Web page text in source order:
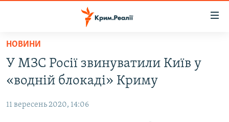
Перейти
основного
матеріалу
до
ПОЛІТИКА
НОВИНИ
У МЗС Росії звинуватили Київ у
«водній блокаді» Криму
11 вересень 2020, 14:06